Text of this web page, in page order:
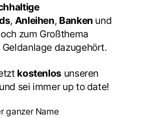
, Anleihen, Banken und
zum Großthema
dazugehört.
kostenlos unseren
sei immer up to date!
ganzer Name